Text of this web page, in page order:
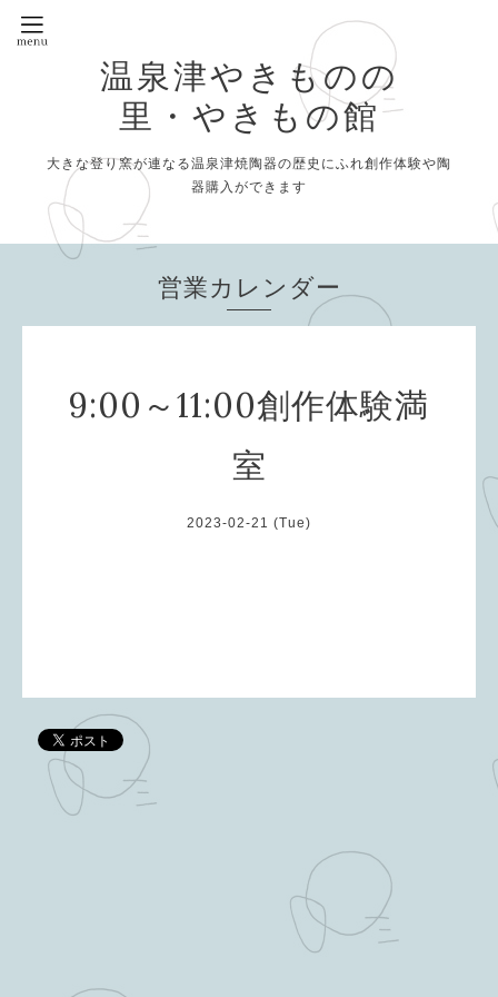
温泉津やきものの
里・やきもの館
大きな登り窯が連なる温泉津焼陶器の歴史にふれ創作体験や陶
器購入ができます
営業カレンダー
9:00～11:00創作体験満
室
2023-02-21 (Tue)